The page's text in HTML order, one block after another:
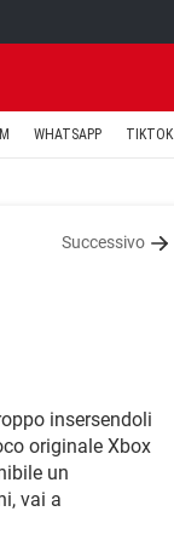
WHATSAPP TIKTOK
Successivo
insersendoli
originale Xbox
un
vai a